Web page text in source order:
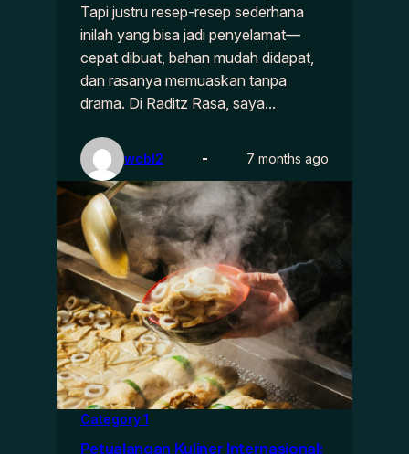
Tapi justru resep-resep sederhana
inilah yang bisa jadi penyelamat—
cepat dibuat, bahan mudah didapat,
dan rasanya memuaskan tanpa
drama. Di Raditz Rasa, saya…
wcbl2 7 months ago
Category 1
Petualangan Kuliner Internasional: